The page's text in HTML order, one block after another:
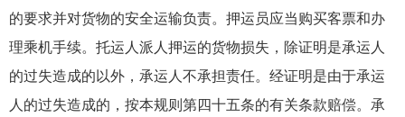
的要求并对货物的安全运输负责。押运员应当购买客票和办
理乘机手续。托运人派人押运的货物损失，除证明是承运人
的过失造成的以外，承运人不承担责任。经证明是由于承运
人的过失造成的，按本规则第四十五条的有关条款赔偿。承